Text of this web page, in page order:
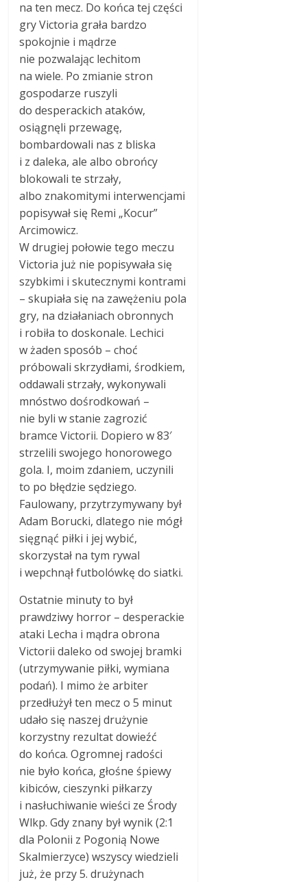
na ten mecz. Do końca tej części
gry Victoria grała bardzo
spokojnie i mądrze
nie pozwalając lechitom
na wiele. Po zmianie stron
gospodarze ruszyli
do desperackich ataków,
osiągnęli przewagę,
bombardowali nas z bliska
i z daleka, ale albo obrońcy
blokowali te strzały,
albo znakomitymi interwencjami
popisywał się Remi „Kocur”
Arcimowicz.
W drugiej połowie tego meczu
Victoria już nie popisywała się
szybkimi i skutecznymi kontrami
– skupiała się na zawężeniu pola
gry, na działaniach obronnych
i robiła to doskonale. Lechici
w żaden sposób – choć
próbowali skrzydłami, środkiem,
oddawali strzały, wykonywali
mnóstwo dośrodkowań –
nie byli w stanie zagrozić
bramce Victorii. Dopiero w 83′
strzelili swojego honorowego
gola. I, moim zdaniem, uczynili
to po błędzie sędziego.
Faulowany, przytrzymywany był
Adam Borucki, dlatego nie mógł
sięgnąć piłki i jej wybić,
skorzystał na tym rywal
i wepchnął futbolówkę do siatki.
Ostatnie minuty to był
prawdziwy horror – desperackie
ataki Lecha i mądra obrona
Victorii daleko od swojej bramki
(utrzymywanie piłki, wymiana
podań). I mimo że arbiter
przedłużył ten mecz o 5 minut
udało się naszej drużynie
korzystny rezultat dowieźć
do końca. Ogromnej radości
nie było końca, głośne śpiewy
kibiców, cieszynki piłkarzy
i nasłuchiwanie wieści ze Środy
Wlkp. Gdy znany był wynik (2:1
dla Polonii z Pogonią Nowe
Skalmierzyce) wszyscy wiedzieli
już, że przy 5. drużynach